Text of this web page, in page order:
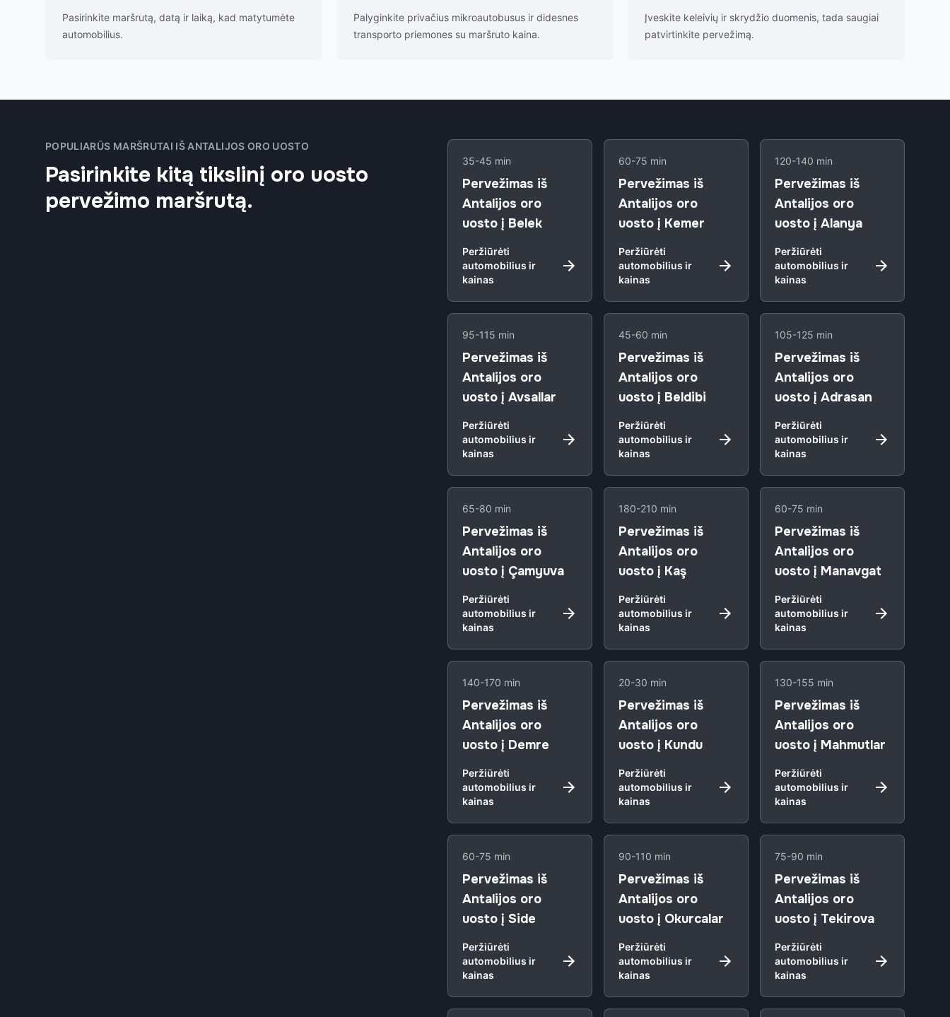
Pasirinkite maršrutą, datą ir laiką, kad matytumėte
automobilius.
Palyginkite privačius mikroautobusus ir didesnes
transporto priemones su maršruto kaina.
Įveskite keleivių ir skrydžio duomenis, tada saugiai
patvirtinkite pervežimą.
POPULIARŪS MARŠRUTAI IŠ ANTALIJOS ORO UOSTO
Pasirinkite kitą tikslinį oro uosto
pervežimo maršrutą.
35-45 min
Pervežimas iš
Antalijos oro
uosto į Belek
Peržiūrėti
automobilius ir
kainas
60-75 min
Pervežimas iš
Antalijos oro
uosto į Kemer
Peržiūrėti
automobilius ir
kainas
120-140 min
Pervežimas iš
Antalijos oro
uosto į Alanya
Peržiūrėti
automobilius ir
kainas
95-115 min
Pervežimas iš
Antalijos oro
uosto į Avsallar
Peržiūrėti
automobilius ir
kainas
45-60 min
Pervežimas iš
Antalijos oro
uosto į Beldibi
Peržiūrėti
automobilius ir
kainas
105-125 min
Pervežimas iš
Antalijos oro
uosto į Adrasan
Peržiūrėti
automobilius ir
kainas
65-80 min
Pervežimas iš
Antalijos oro
uosto į Çamyuva
Peržiūrėti
automobilius ir
kainas
180-210 min
Pervežimas iš
Antalijos oro
uosto į Kaş
Peržiūrėti
automobilius ir
kainas
60-75 min
Pervežimas iš
Antalijos oro
uosto į Manavgat
Peržiūrėti
automobilius ir
kainas
140-170 min
Pervežimas iš
Antalijos oro
uosto į Demre
Peržiūrėti
automobilius ir
kainas
20-30 min
Pervežimas iš
Antalijos oro
uosto į Kundu
Peržiūrėti
automobilius ir
kainas
130-155 min
Pervežimas iš
Antalijos oro
uosto į Mahmutlar
Peržiūrėti
automobilius ir
kainas
60-75 min
Pervežimas iš
Antalijos oro
uosto į Side
Peržiūrėti
automobilius ir
kainas
90-110 min
Pervežimas iš
Antalijos oro
uosto į Okurcalar
Peržiūrėti
automobilius ir
kainas
75-90 min
Pervežimas iš
Antalijos oro
uosto į Tekirova
Peržiūrėti
automobilius ir
kainas